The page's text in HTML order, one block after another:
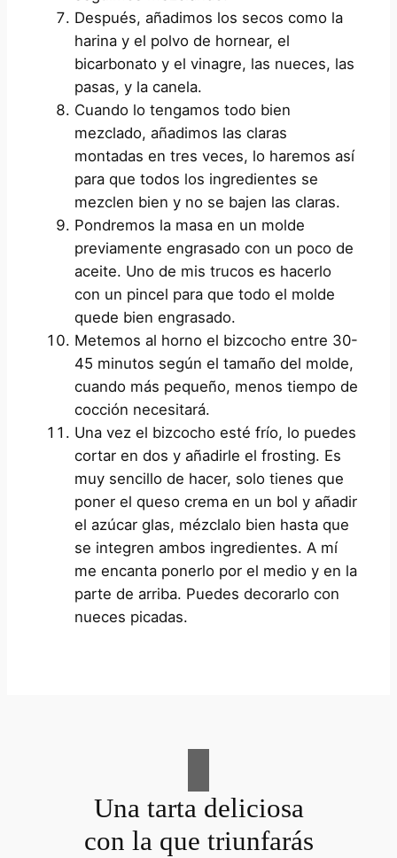
Después, añadimos los secos como la
harina y el polvo de hornear, el
bicarbonato y el vinagre, las nueces, las
pasas, y la canela.
Cuando lo tengamos todo bien
mezclado, añadimos las claras
montadas en tres veces, lo haremos así
para que todos los ingredientes se
mezclen bien y no se bajen las claras.
Pondremos la masa en un molde
previamente engrasado con un poco de
aceite. Uno de mis trucos es hacerlo
con un pincel para que todo el molde
quede bien engrasado.
Metemos al horno el bizcocho entre 30-
45 minutos según el tamaño del molde,
cuando más pequeño, menos tiempo de
cocción necesitará.
Una vez el bizcocho esté frío, lo puedes
cortar en dos y añadirle el frosting. Es
muy sencillo de hacer, solo tienes que
poner el queso crema en un bol y añadir
el azúcar glas, mézclalo bien hasta que
se integren ambos ingredientes. A mí
me encanta ponerlo por el medio y en la
parte de arriba. Puedes decorarlo con
nueces picadas.
Una tarta deliciosa
con la que triunfarás